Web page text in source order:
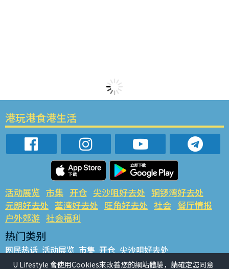
港玩港食港生活
活动展览 市集 开仓 尖沙咀好去处 铜锣湾好去处
元朗好去处 荃湾好去处 旺角好去处 社会 餐厅情报
户外郊游 社会福利
热门类别
网民热话 活动展览 市集 开仓 尖沙咀好去处
铜锣湾好去处 元朗好去处 荃湾好去处 旺角好去处 社会
U Lifestyle 會使用Cookies來改善您的網站體驗，請確定您同意